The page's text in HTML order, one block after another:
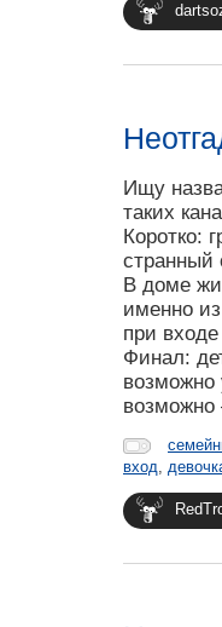
Ищу
таких
Коротко:
странный
В доме
именно
при
Финал:
возможно
вход,